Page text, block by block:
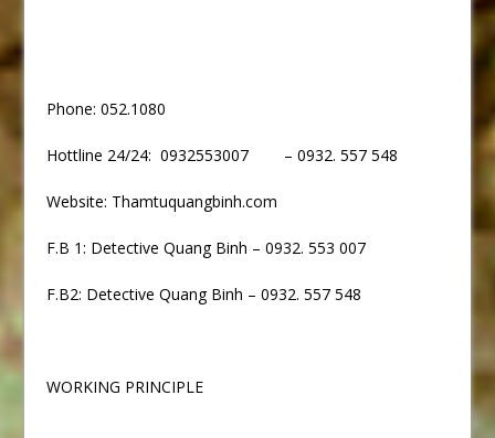
Phone: 052.1080
Hottline 24/24: 0932553007 – 0932. 557 548
Website: Thamtuquangbinh.com
F.B 1: Detective Quang Binh – 0932. 553 007
F.B2: Detective Quang Binh – 0932. 557 548
WORKING PRINCIPLE